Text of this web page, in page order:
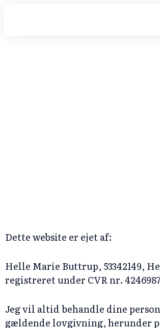
Dette website er ejet af:
Helle Marie Buttrup, 53342149,
registreret under CVR nr.
Jeg vil altid behandle dine
gældende lovgivning, herunder